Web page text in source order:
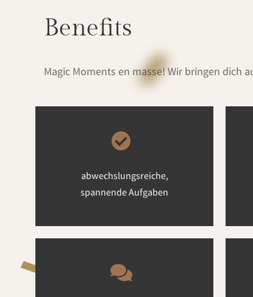
Benefits
Magic Moments en masse! Wir bringen dich
abwechslungsreiche,
spannende Aufgaben